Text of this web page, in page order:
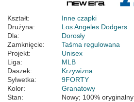
Kształt:
Inne czapki
Drużyna:
Los Angeles Dodgers
Dla:
Dorosły
Zamknięcie:
Taśma regulowana
Projekt:
Unisex
Liga:
MLB
Daszek:
Krzywizna
Sylwetka:
9FORTY
Kolor:
Granatowy
Stan:
Nowy; 100% oryginalny